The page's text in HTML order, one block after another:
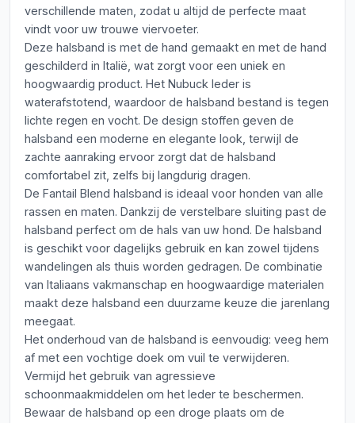
verschillende maten, zodat u altijd de perfecte maat
vindt voor uw trouwe viervoeter.
Deze halsband is met de hand gemaakt en met de hand
geschilderd in Italië, wat zorgt voor een uniek en
hoogwaardig product. Het Nubuck leder is
waterafstotend, waardoor de halsband bestand is tegen
lichte regen en vocht. De design stoffen geven de
halsband een moderne en elegante look, terwijl de
zachte aanraking ervoor zorgt dat de halsband
comfortabel zit, zelfs bij langdurig dragen.
De Fantail Blend halsband is ideaal voor honden van alle
rassen en maten. Dankzij de verstelbare sluiting past de
halsband perfect om de hals van uw hond. De halsband
is geschikt voor dagelijks gebruik en kan zowel tijdens
wandelingen als thuis worden gedragen. De combinatie
van Italiaans vakmanschap en hoogwaardige materialen
maakt deze halsband een duurzame keuze die jarenlang
meegaat.
Het onderhoud van de halsband is eenvoudig: veeg hem
af met een vochtige doek om vuil te verwijderen.
Vermijd het gebruik van agressieve
schoonmaakmiddelen om het leder te beschermen.
Bewaar de halsband op een droge plaats om de